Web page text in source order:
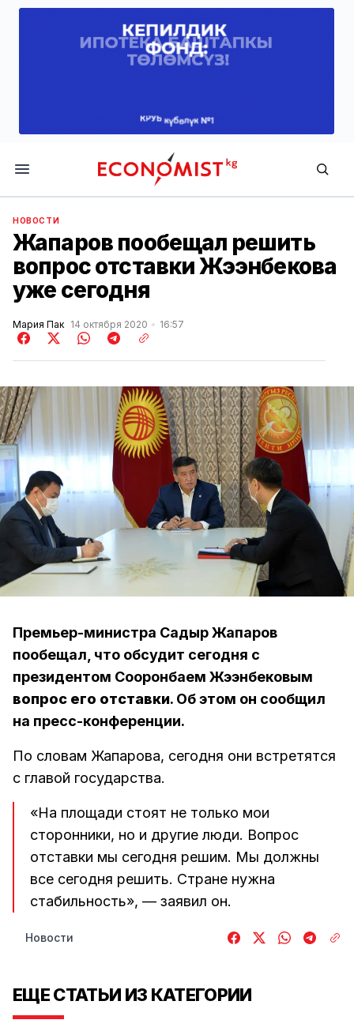
Economist.kg
НОВОСТИ
Жапаров пообещал решить
вопрос отставки Жээнбекова
уже сегодня
Мария Пак 14 октября 2020 16:57
Премьер-министра Садыр Жапаров
пообещал, что обсудит сегодня с
президентом Сооронбаем Жээнбековым
вопрос его отставки. Об этом он сообщил
на пресс-конференции.
По словам Жапарова, сегодня они встретятся
с главой государства.
«На площади стоят не только мои
сторонники, но и другие люди. Вопрос
отставки мы сегодня решим. Мы должны
все сегодня решить. Стране нужна
стабильность», — заявил он.
Новости
ЕЩЕ СТАТЬИ ИЗ КАТЕГОРИИ